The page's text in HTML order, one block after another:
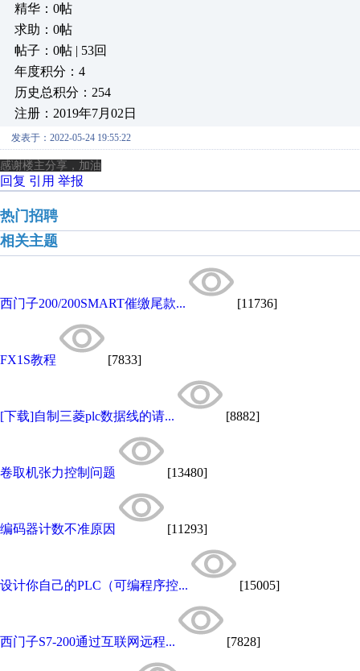
精华：0帖
求助：0帖
帖子：0帖 | 53回
年度积分：4
历史总积分：254
注册：2019年7月02日
发表于：2022-05-24 19:55:22
感谢楼主分享，加油
回复 引用 举报
热门招聘
相关主题
西门子200/200SMART催缴尾款... [11736]
FX1S教程 [7833]
[下载]自制三菱plc数据线的请... [8882]
卷取机张力控制问题 [13480]
编码器计数不准原因 [11293]
设计你自己的PLC（可编程序控... [15005]
西门子S7-200通过互联网远程... [7828]